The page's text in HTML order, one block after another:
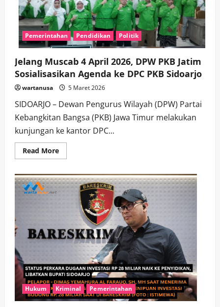
Pemerintahan Pendidikan Politik
Jelang Muscab 4 April 2026, DPW PKB Jatim
Sosialisasikan Agenda ke DPC PKB Sidoarjo
wartanusa 5 Maret 2026
SIDOARJO – Dewan Pengurus Wilayah (DPW) Partai
Kebangkitan Bangsa (PKB) Jawa Timur melakukan
kunjungan ke kantor DPC...
Read MoreRead
more
Muscab
4
Sosialisasikan
Agenda
ke
Sidoarjo
Hukum Kriminal Pemerintahan